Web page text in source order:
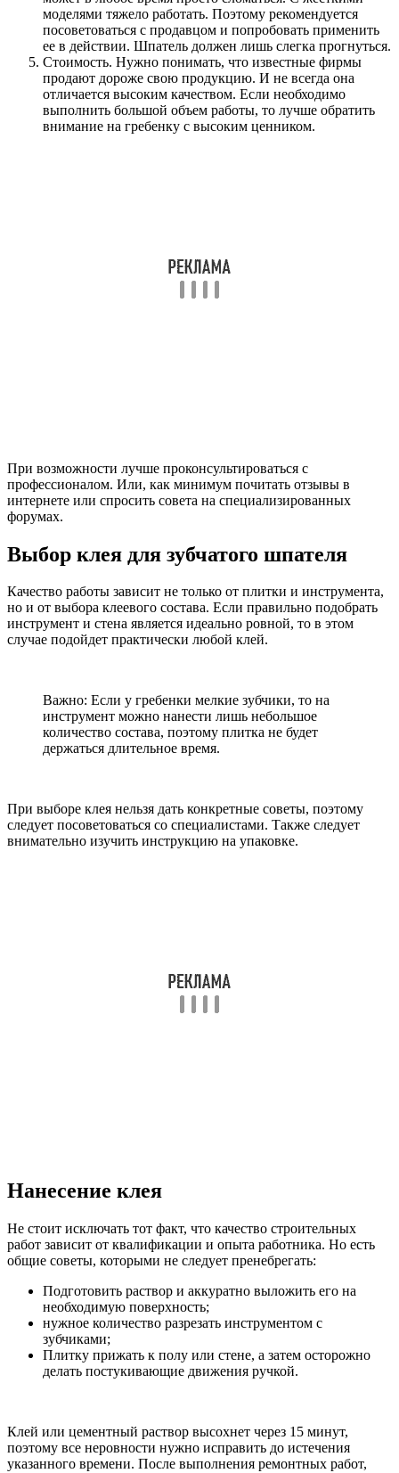
моделями тяжело работать. Поэтому рекомендуется
посоветоваться с продавцом и попробовать применить
ее в действии. Шпатель должен лишь слегка прогнуться.
Стоимость. Нужно понимать, что известные фирмы
продают дороже свою продукцию. И не всегда она
отличается высоким качеством. Если необходимо
выполнить большой объем работы, то лучше обратить
внимание на гребенку с высоким ценником.
При возможности лучше проконсультироваться с
профессионалом. Или, как минимум почитать отзывы в
интернете или спросить совета на специализированных
форумах.
Выбор клея для зубчатого шпателя
Качество работы зависит не только от плитки и инструмента,
но и от выбора клеевого состава. Если правильно подобрать
инструмент и стена является идеально ровной, то в этом
случае подойдет практически любой клей.
Важно: Если у гребенки мелкие зубчики, то на
инструмент можно нанести лишь небольшое
количество состава, поэтому плитка не будет
держаться длительное время.
При выборе клея нельзя дать конкретные советы, поэтому
следует посоветоваться со специалистами. Также следует
внимательно изучить инструкцию на упаковке.
Нанесение клея
Не стоит исключать тот факт, что качество строительных
работ зависит от квалификации и опыта работника. Но есть
общие советы, которыми не следует пренебрегать:
Подготовить раствор и аккуратно выложить его на
необходимую поверхность;
нужное количество разрезать инструментом с
зубчиками;
Плитку прижать к полу или стене, а затем осторожно
делать постукивающие движения ручкой.
Клей или цементный раствор высохнет через 15 минут,
поэтому все неровности нужно исправить до истечения
указанного времени. После выполнения ремонтных работ,